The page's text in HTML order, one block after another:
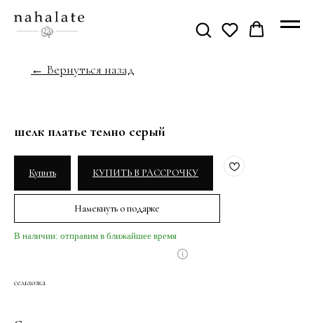
← Вернуться назад
шелк платье темно серый
Купить КУПИТЬ В РАССРОЧКУ
Намекнуть о подарке
В наличии: отправим в ближайшее время
сельхозка